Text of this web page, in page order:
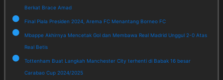
Berkat Brace Amad
Final Piala Presiden 2024, Arema FC Menantang Borneo FC
Mbappe Akhirnya Mencetak Gol dan Membawa Real Madrid Unggul 2-0 Atas
Real Betis
Tottenham Buat Langkah Manchester City terhenti di Babak 16 besar
Carabao Cup 2024/2025